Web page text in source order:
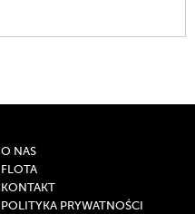
O NAS
FLOTA
KONTAKT
POLITYKA PRYWATNOŚCI